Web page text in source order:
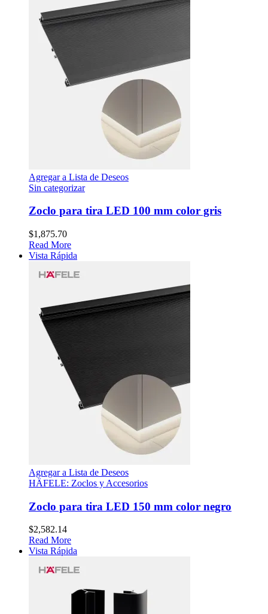
Agregar a Lista de Deseos
Sin categorizar
Zoclo para tira LED 100 mm color gris
$1,875.70
Read More
Vista Rápida
Agregar a Lista de Deseos
HÄFELE: Zoclos y Accesorios
Zoclo para tira LED 150 mm color negro
$2,582.14
Read More
Vista Rápida